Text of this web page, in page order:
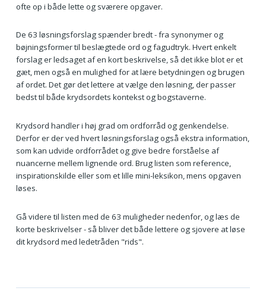
ofte op i både lette og sværere opgaver.
De 63 løsningsforslag spænder bredt - fra synonymer og
bøjningsformer til beslægtede ord og fagudtryk. Hvert enkelt
forslag er ledsaget af en kort beskrivelse, så det ikke blot er et
gæt, men også en mulighed for at lære betydningen og brugen
af ordet. Det gør det lettere at vælge den løsning, der passer
bedst til både krydsordets kontekst og bogstaverne.
Krydsord handler i høj grad om ordforråd og genkendelse.
Derfor er der ved hvert løsningsforslag også ekstra information,
som kan udvide ordforrådet og give bedre forståelse af
nuancerne mellem lignende ord. Brug listen som reference,
inspirationskilde eller som et lille mini-leksikon, mens opgaven
løses.
Gå videre til listen med de 63 muligheder nedenfor, og læs de
korte beskrivelser - så bliver det både lettere og sjovere at løse
dit krydsord med ledetråden "rids".